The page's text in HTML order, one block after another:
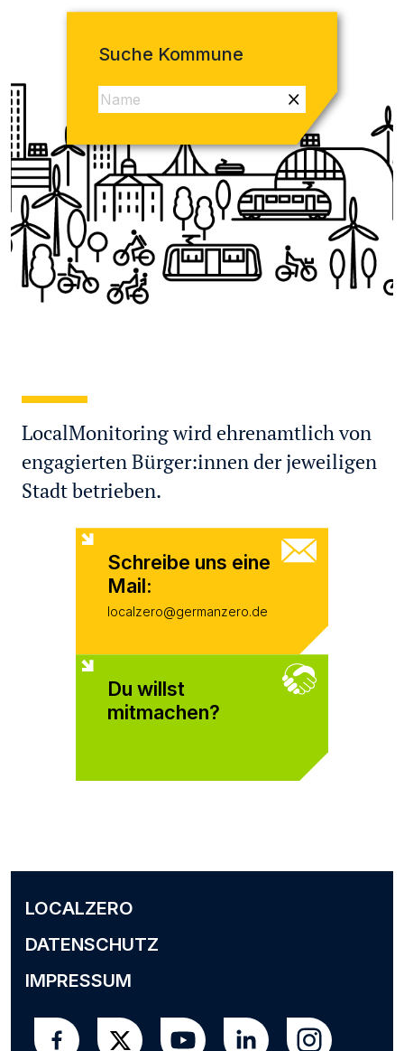
Suche Kommune
LocalMonitoring wird ehrenamtlich von
engagierten Bürger:innen der jeweiligen
Stadt betrieben.
Schreibe uns eine
Mail:
localzero@germanzero.de
Du willst
mitmachen?
LOCALZERO
DATENSCHUTZ
IMPRESSUM